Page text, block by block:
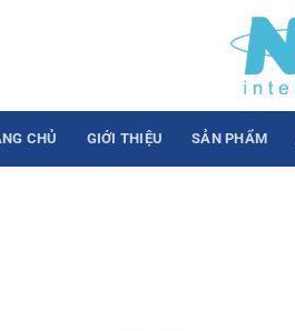
CHỦ GIỚI THIỆU SẢN PHẨM